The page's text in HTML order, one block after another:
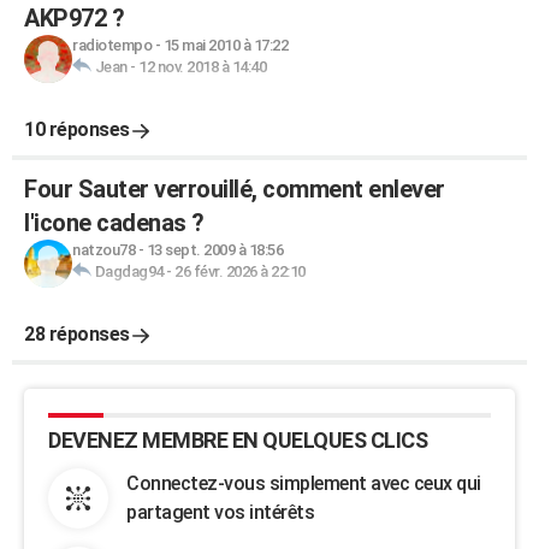
AKP972 ?
radiotempo- 15 mai 2010 à 17:22
Jean- 12 nov. 2018 à 14:40
10 réponses
Four Sauter verrouillé, comment enlever
l'icone cadenas ?
natzou78- 13 sept. 2009 à 18:56
Dagdag94- 26 févr. 2026 à 22:10
28 réponses
DEVENEZ MEMBRE EN QUELQUES CLICS
Connectez-vous simplement avec ceux qui
partagent vos intérêts